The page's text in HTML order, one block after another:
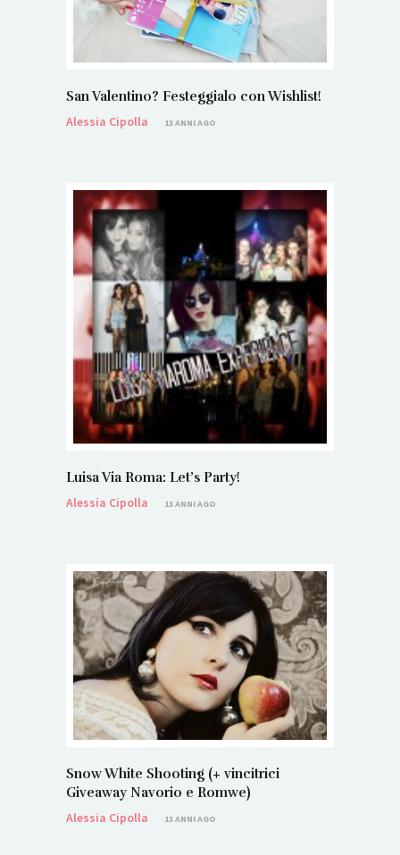
San Valentino? Festeggialo con Wishlist!
Alessia Cipolla
13 ANNI AGO
Luisa Via Roma: Let’s Party!
Alessia Cipolla
13 ANNI AGO
Snow White Shooting (+ vincitrici
Giveaway Navorio e Romwe)
Alessia Cipolla
13 ANNI AGO